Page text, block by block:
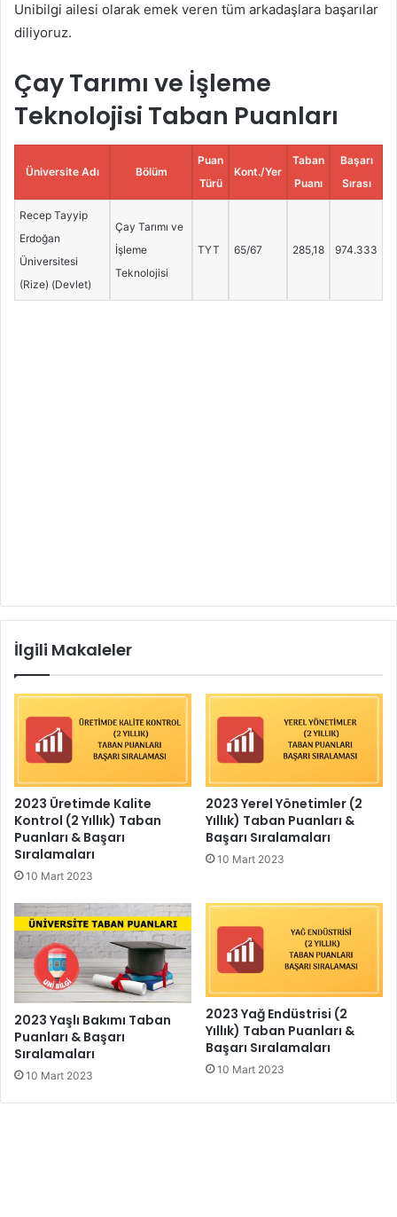
Unibilgi ailesi olarak emek veren tüm arkadaşlara başarılar
diliyoruz.
Çay Tarımı ve İşleme
Teknolojisi Taban Puanları
Üniversite Adı Bölüm
Puan
Türü
Kont./Yer
Taban
Puanı
Başarı
Sırası
Recep Tayyip
Erdoğan
Üniversitesi
(Rize) (Devlet)
Çay Tarımı ve
İşleme
Teknolojisi
TYT 65/67 285,18 974.333
İlgili Makaleler
2023 Üretimde Kalite
Kontrol (2 Yıllık) Taban
Puanları & Başarı
Sıralamaları
10 Mart 2023
2023 Yerel Yönetimler (2
Yıllık) Taban Puanları &
Başarı Sıralamaları
10 Mart 2023
2023 Yaşlı Bakımı Taban
Puanları & Başarı
Sıralamaları
10 Mart 2023
2023 Yağ Endüstrisi (2
Yıllık) Taban Puanları &
Başarı Sıralamaları
10 Mart 2023